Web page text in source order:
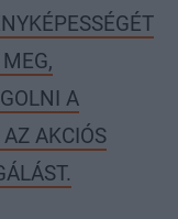
A
AZ AKCIÓS